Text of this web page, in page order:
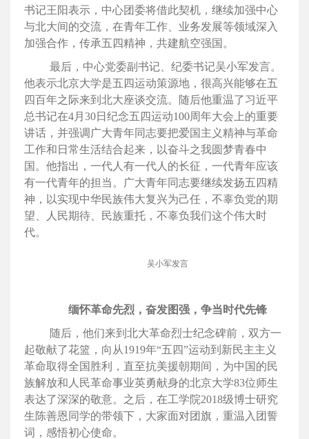
书记王阳表示，中心团委将借此契机，继续加强中心
与北大间的交流，在青年工作、业务发展等领域深入
加强合作，传承五四精神，共建航空强国。
最后，中心党委副书记、纪委书记吴小军发言。
他表示北京大学是五四运动策源地，很高兴能够在五
四百年之际来到北大座谈交流。随后他重温了习近平
总书记在4月30日纪念五四运动100周年大会上的重要
讲话，并强调广大青年同志要把爱国主义精神与革命
工作和日常生活结合起来，以奋斗之我圆梦青春中
国。他指出，一代人有一代人的长征，一代青年应该
有一代青年的担当。广大青年同志要继续发扬五四精
神，以实现中华民族伟大复兴为己任，不辜负党的期
望、人民期待、民族重托，不辜负我们这个伟大时
代。
吴小军发言
缅怀革命先烈，奋发图强，争当时代先锋
随后，他们来到北大革命烈士纪念碑前，双方一
起敬献了花篮，向从1919年“五四”运动到新民主主义
革命取得全国胜利，直至抗美援朝期间，为中国的民
族解放和人民革命事业英勇献身的北京大学83位师生
表达了深深的敬意。之后，在工学院2018级博士研究
生陈善恩同学的带领下，大家面对团旗，重温入团誓
词，感悟初心使命。